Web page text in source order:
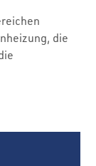
die